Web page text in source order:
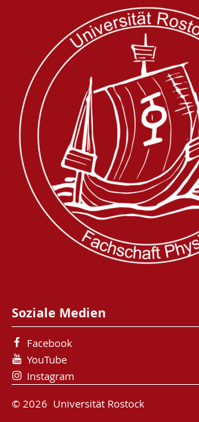
Soziale Medien
Facebook
YouTube
Instagram
© 2026 Universität Rostock